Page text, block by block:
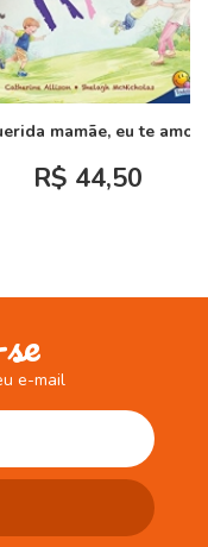
mamãe, eu te amo!
R$ 44,50
e-mail